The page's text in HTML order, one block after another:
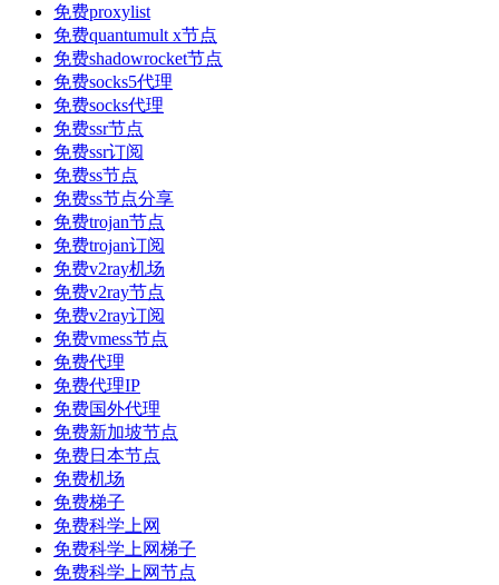
免费proxylist
免费quantumult x节点
免费shadowrocket节点
免费socks5代理
免费socks代理
免费ssr节点
免费ssr订阅
免费ss节点
免费ss节点分享
免费trojan节点
免费trojan订阅
免费v2ray机场
免费v2ray节点
免费v2ray订阅
免费vmess节点
免费代理
免费代理IP
免费国外代理
免费新加坡节点
免费日本节点
免费机场
免费梯子
免费科学上网
免费科学上网梯子
免费科学上网节点